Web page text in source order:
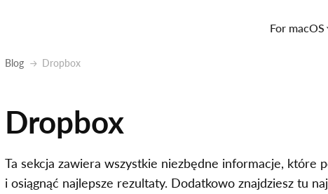
For macOS
Blog Dropbox
Dropbox
Ta sekcja zawiera wszystkie niezbędne informacje, które
i osiągnąć najlepsze rezultaty. Dodatkowo znajdziesz tu